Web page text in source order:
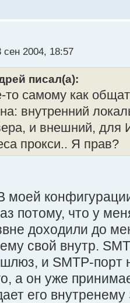
сен 2004, 18:57
писал(а):
то самому как
внутренний
и внешний,
прокси.. Я прав?
моей
потому, что у
доходили до
свой внутр.
и SMTP-порт
а он уже
его внутренему